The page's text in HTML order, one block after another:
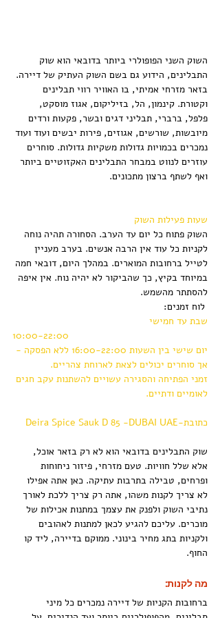
השוק השני הפופולרי ביותר בדובאי הוא שוק
התבלינים, הידוע גם בשם השוק העתיק של דיירה.
בזאר מזרחי אמיתי, בו האוויר רווי תבלינים
וקטורת. קינמון, הל, בזיליקום, אגוז מוסקט,
פלפל, ברברי, תבליני דגים ובשר, פקעות ורדים
מיובשות, שורשים, אגוזים, פירות יבשים ועוד ועוד
נמכרים בכמויות גדולות משקיות גדולות. סוחרים
עוזרים לנווט במבחר התבלינים האקזוטיים ביותר
ואף לשתף ברצון מתכונים.
שעות פעילות השוק
השוק פתוח כל יום עד הערב. הסחורה תהיה נוחה
לקניות כל עוד אין הרבה אנשים. בערב מעניין
לטייל ברחובות המוארים. במהלך היום, דובאי חמה
במיוחד בקיץ, כך שהביקור לא יהיה נוח. אין איפה
להסתתר מהשמש.
שבת עד חמישי
10:00-22:00
יום שישי בין השעות 16:00-22:00 ללא הפסקה -
אך סוחרים יכולים לצאת לארוחת צהריים.
זמני הפתיחה והסגירה עשויים להשתנות עקב חגים
לאומיים ודתיים.
כתובת-Deira Spice Sauk D 85 -DUBAI UAE
שוק התבלינים בדובאי הוא לא רק בזאר אוכל,
אלא שלל חוויות. טעם מזרחי, פיזור ניחוחות
ופרחים, טבילה בתרבות עתיקה. כאן אתה אפילו
לא צריך לקנות משהו, אתה רק צריך ללכת לאורך
נתיבי השוק ולפנק את עצמך במתנות אכילות של
מוכרים. עליכם להגיע לכאן למתנות לאהובים
ולקניות בתג מחיר בינוני. ממוקם בדיירה, ליד קו
החוף.
מה לקנות:
ברחובות הקניות של דיירה נמכרים כל מיני